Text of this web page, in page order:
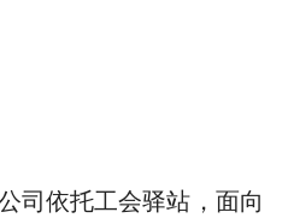
司依托工会驿站，面向